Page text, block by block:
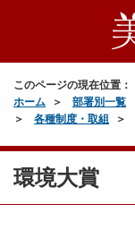
このページの現在位置：
ホーム
部署別一覧
各種制度・取組
環境大賞